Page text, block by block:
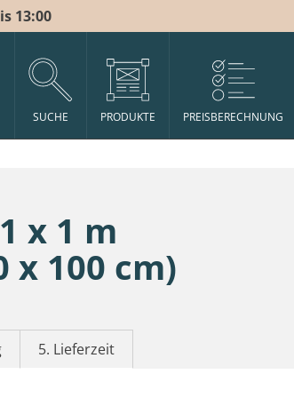
13:00
SUCHE PRODUKTE PREISBERECHNUNG
1 x 1 m
x 100 cm)
5. Lieferzeit